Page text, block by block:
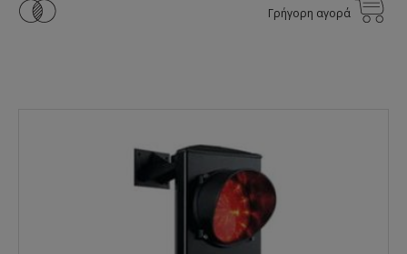
Γρήγορη αγορά